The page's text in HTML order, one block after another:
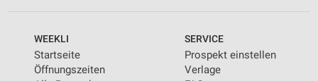
WEEKLI
Startseite
Öffnungszeiten
SERVICE
Prospekt einstellen
Verlage